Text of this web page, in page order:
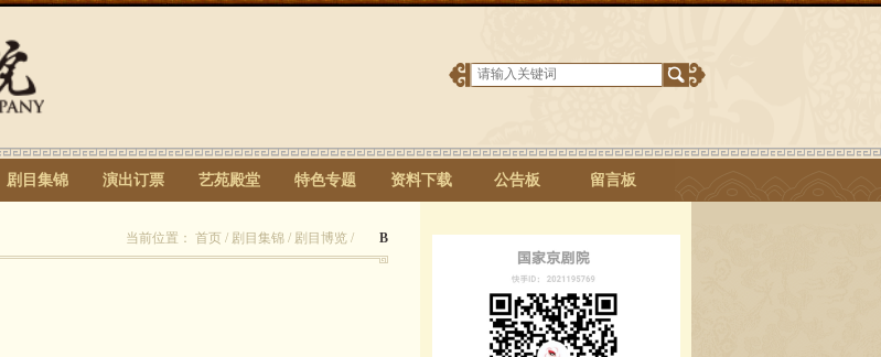
剧目集锦 演出订票 艺苑殿堂 特色专题 资料下载 公告板 留言板
当前位置： 首页 / 剧目集锦 / 剧目博览 / B